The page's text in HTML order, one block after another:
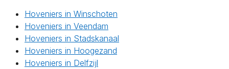
Hoveniers in Winschoten
Hoveniers in Veendam
Hoveniers in Stadskanaal
Hoveniers in Hoogezand
Hoveniers in Delfzijl